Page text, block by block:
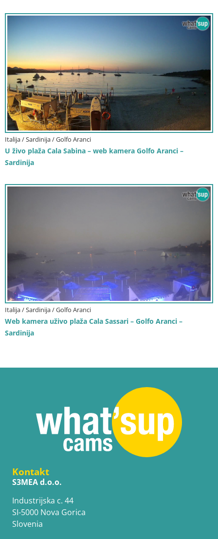
Italija / Sardinija / Golfo Aranci
U živo plaža Cala Sabina – web kamera Golfo Aranci –
Sardinija
Italija / Sardinija / Golfo Aranci
Web kamera uživo plaža Cala Sassari – Golfo Aranci –
Sardinija
Kontakt
S3MEA d.o.o.
Industrijska c. 44
SI-5000 Nova Gorica
Slovenia